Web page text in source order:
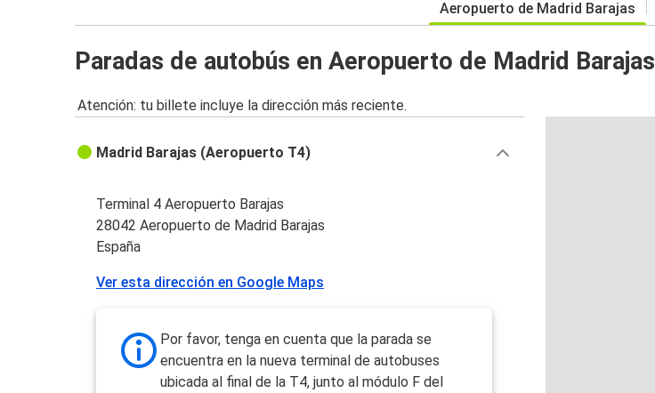
Aeropuerto de Madrid Barajas
Paradas de autobús en Aeropuerto de Madrid Barajas
Atención: tu billete incluye la dirección más reciente.
Madrid Barajas (Aeropuerto T4)
Terminal 4 Aeropuerto Barajas
28042 Aeropuerto de Madrid Barajas
España
Ver esta dirección en Google Maps
Por favor, tenga en cuenta que la parada se
encuentra en la nueva terminal de autobuses
ubicada al final de la T4, junto al módulo F del